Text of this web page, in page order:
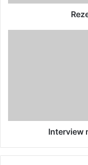
Interview